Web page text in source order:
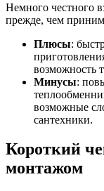
Немного честного
прежде, чем
Плюсы:
возможность
Минусы:
возможные
сантехники.
Короткий
монтажом